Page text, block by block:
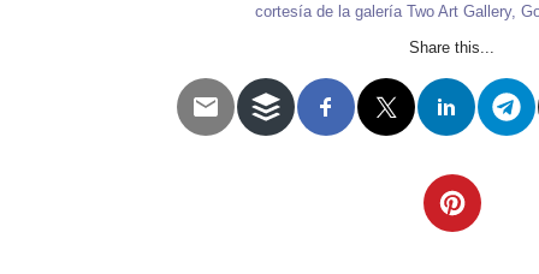
cortesía de la galería Two Art Gallery,
Share this...